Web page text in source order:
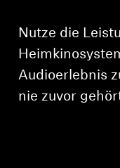
Support
Professionell
Nutze die
Audioerlebnis
nie zuvor